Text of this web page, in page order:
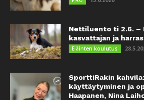
Nettiluento ti 2.6. –
kasvattajan ja
Eläinten koulutus
SporttiRakin
käyttäytyminen ja
Haapanen, Nina